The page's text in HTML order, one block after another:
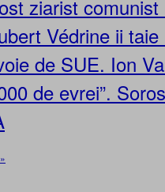
ziarist
Védrine ii
de SUE. Ion
de evrei”.